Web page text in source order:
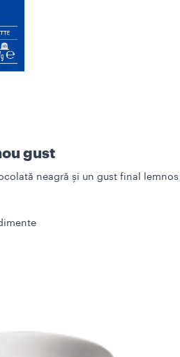
gust
neagră și un gust final